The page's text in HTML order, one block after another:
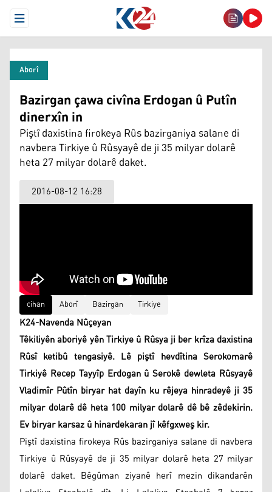
Open Menu
Aborî
Bazirgan çawa civîna Erdogan û Putîn
dinerxîn in
Piştî daxistina firokeya Rûs bazirganiya salane di
navbera Tirkiye û Rûsyayê de ji 35 milyar dolarê
heta 27 milyar dolarê daket.
2016-08-12 16:28
cihan Aborî Bazirgan Tirkiye
K24-Navenda Nûçeyan
Têkiliyên aboriyê yên Tirkiye û Rûsya ji ber krîza daxistina
Rûsî ketibû tengasiyê. Lê piştî hevdîtina Serokomarê
Tirkiyê Recep Tayyîp Erdogan û Serokê dewleta Rûsyayê
Vladimîr Pûtîn biryar hat dayîn ku rêjeya hinradeyê ji 35
milyar dolarê dê heta 100 milyar dolarê dê bê zêdekirin.
Ev biryar karsaz û hinardekaran jî kêfgxweş kir.
Piştî daxistina firokeya Rûs bazirganiya salane di navbera
Tirkiye û Rûsyayê de ji 35 milyar dolarê heta 27 milyar
dolarê daket. Bêgûman ziyanê herî mezin dikandarên